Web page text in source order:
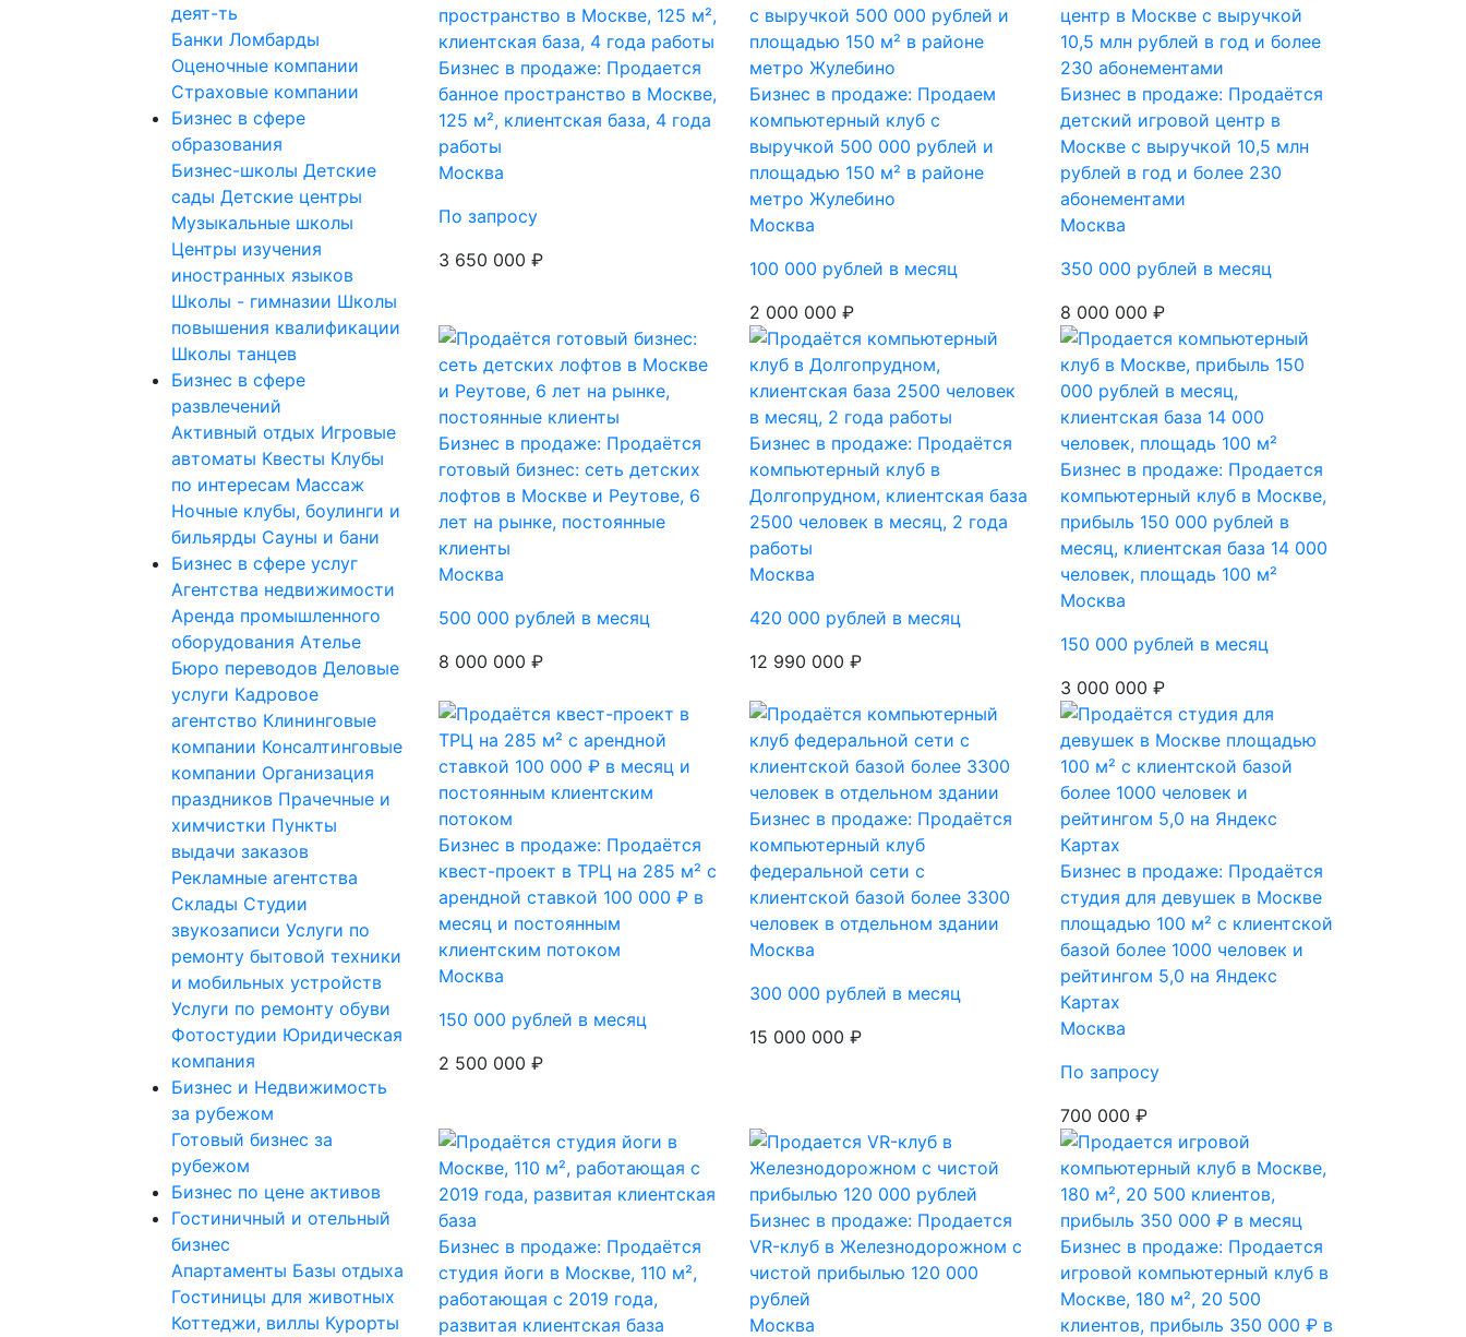
деят-ть
Банки Ломбарды
Оценочные компании
Страховые компании
Бизнес в сфере
образования
Бизнес-школы Детские
сады Детские центры
Музыкальные школы
Центры изучения
иностранных языков
Школы - гимназии Школы
повышения квалификации
Школы танцев
Бизнес в сфере
развлечений
Активный отдых Игровые
автоматы Квесты Клубы
по интересам Массаж
Ночные клубы, боулинги и
бильярды Сауны и бани
Бизнес в сфере услуг
Агентства недвижимости
Аренда промышленного
оборудования Ателье
Бюро переводов Деловые
услуги Кадровое
агентство Клининговые
компании Консалтинговые
компании Организация
праздников Прачечные и
химчистки Пункты
выдачи заказов
Рекламные агентства
Склады Студии
звукозаписи Услуги по
ремонту бытовой техники
и мобильных устройств
Услуги по ремонту обуви
Фотостудии Юридическая
компания
Бизнес и Недвижимость
за рубежом
Готовый бизнес за
рубежом
Бизнес по цене активов
Гостиничный и отельный
бизнес
Апартаменты Базы отдыха
Гостиницы для животных
Коттеджи, виллы Курорты
Бизнес в продаже: Продается
банное пространство в Москве,
125 м², клиентская база, 4 года
работы
Москва
По запросу
3 650 000 ₽
Бизнес в продаже: Продаем
компьютерный клуб с
выручкой 500 000 рублей и
площадью 150 м² в районе
метро Жулебино
Москва
100 000 рублей в месяц
2 000 000 ₽
Бизнес в продаже: Продаётся
детский игровой центр в
Москве с выручкой 10,5 млн
рублей в год и более 230
абонементами
Москва
350 000 рублей в месяц
8 000 000 ₽
Бизнес в продаже: Продаётся
готовый бизнес: сеть детских
лофтов в Москве и Реутове, 6
лет на рынке, постоянные
клиенты
Москва
500 000 рублей в месяц
8 000 000 ₽
Бизнес в продаже: Продаётся
компьютерный клуб в
Долгопрудном, клиентская база
2500 человек в месяц, 2 года
работы
Москва
420 000 рублей в месяц
12 990 000 ₽
Бизнес в продаже: Продается
компьютерный клуб в Москве,
прибыль 150 000 рублей в
месяц, клиентская база 14 000
человек, площадь 100 м²
Москва
150 000 рублей в месяц
3 000 000 ₽
Бизнес в продаже: Продаётся
квест-проект в ТРЦ на 285 м² с
арендной ставкой 100 000 ₽ в
месяц и постоянным
клиентским потоком
Москва
150 000 рублей в месяц
2 500 000 ₽
Бизнес в продаже: Продаётся
компьютерный клуб
федеральной сети с
клиентской базой более 3300
человек в отдельном здании
Москва
300 000 рублей в месяц
15 000 000 ₽
Бизнес в продаже: Продаётся
студия для девушек в Москве
площадью 100 м² с клиентской
базой более 1000 человек и
рейтингом 5,0 на Яндекс
Картах
Москва
По запросу
700 000 ₽
Бизнес в продаже: Продаётся
студия йоги в Москве, 110 м²,
работающая с 2019 года,
развитая клиентская база
Бизнес в продаже: Продается
VR-клуб в Железнодорожном с
чистой прибылью 120 000
рублей
Москва
Бизнес в продаже: Продается
игровой компьютерный клуб в
Москве, 180 м², 20 500
клиентов, прибыль 350 000 ₽ в